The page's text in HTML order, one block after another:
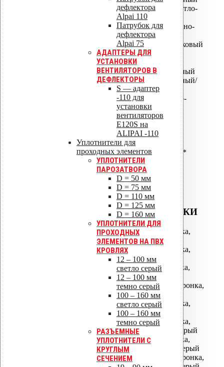
дефлектора
Alpai 110
Патрубок для
дефлектора
Alpai 75
АДАПТЕРЫ ДЛЯ
УСТАНОВКИ
ВЕНТИЛЯТОРОВ В
ДЕФЛЕКТОРЫ
S — адаптер
-110 для
установки
вентиляторов
Е120S на
ALIPAI -110
Уплотнители для
проходных элементов
УПЛОТНИТЕЛИ
ПАРОЗАТВОРА
D = 50 мм
D = 75 мм
D = 110 мм
D = 125 мм
D = 160 мм
УПЛОТНИТЕЛИ ДЛЯ
ПРОХОДНЫХ
ЭЛЕМЕНТОВ НА ПВХ
КРОВЛЯХ
12 – 100 мм
светло серый
12 – 100 мм
темно серый
100 – 160 мм
светло серый
100 – 160 мм
темно серый
РАЗЪЕМНЫЕ
УПЛОТНИТЕЛИ С
КРУГЛЫМ
СЕЧЕНИЕМ
ALIPAI-110 дефлектор - Светло-
ALIPAI-110 дефлектор - Темно-
ALIPAI-110 дефлектор коньковый
ALIPAI-14 110 дефлектор
коньковый
ALIPAI-110 дефлектор скатный
ALIPAI-110 дефлектор скатный/
пологий
ALIPAI ПВХ -Ворот Светло-
ALIPAI ПВХ -Ворот Темно-
ALIPAI-160 дефлектор*
ALIPAI-160/620 дефлектор*
ALIPAI-160/1000 дефлектор*
ALIPAI-160 дефлектор
коньковый*
ВОДОСТОЧНЫЕ ВОРОНКИ
АМ-050 водосточная воронка,
фланец битум
АМ-075 водосточная воронка,
фланец битум
АМ-110 водосточная воронка,
фланец битум
АМ-110/630 водосточная воронка,
фланец битум
АМ-160 водосточная воронка,
фланец битум
АМ-160 водосточная воронка,
фланец Алкорплан темно-серый
АМ-110 водосточная воронка,
фланец Алкорплан светло-серый
АМ-110/630 водосточная воронка,